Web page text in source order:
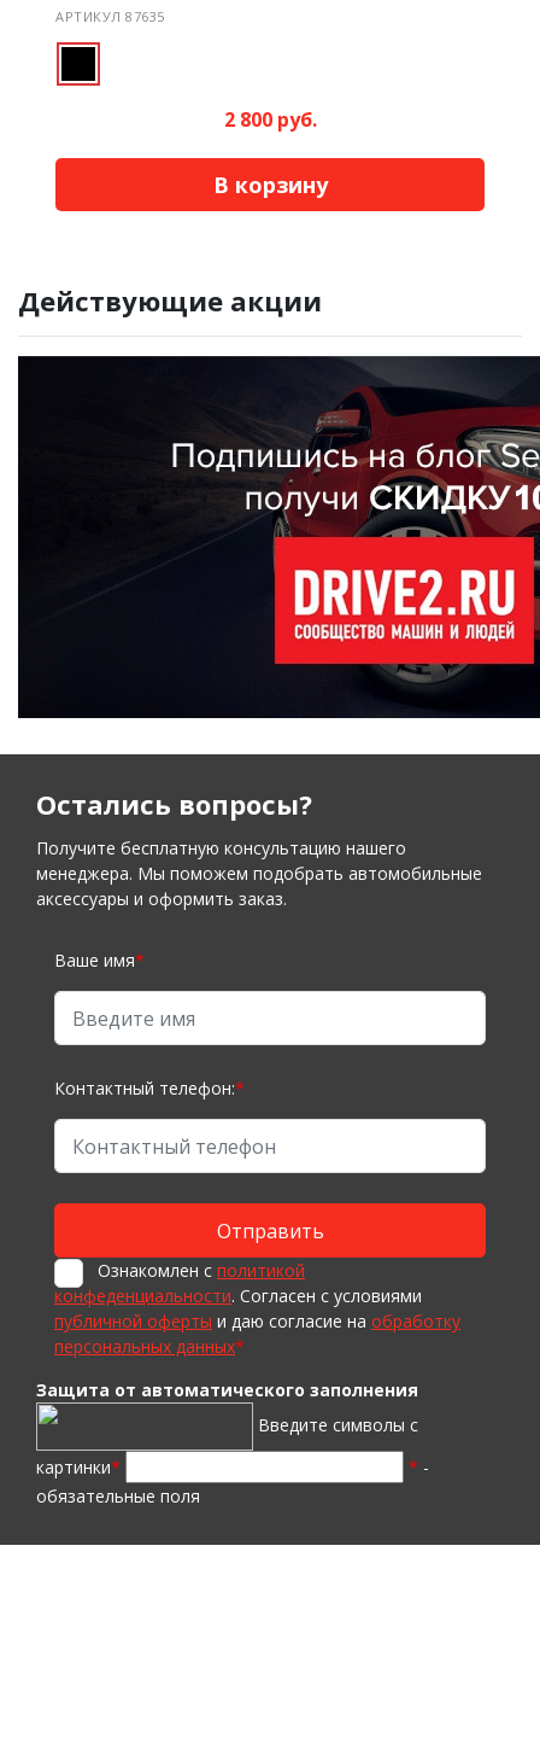
АРТИКУЛ 87635
2 800 руб.
В корзину
Действующие акции
Остались вопросы?
Получите бесплатную консультацию нашего
менеджера. Мы поможем подобрать автомобильные
аксессуары и оформить заказ.
Ваше имя*
Контактный телефон:*
Ознакомлен с политикой
конфеденциальности. Согласен с условиями
публичной оферты и даю согласие на обработку
персональных данных*
Защита от автоматического заполнения
Введите символы с
картинки* * -
обязательные поля